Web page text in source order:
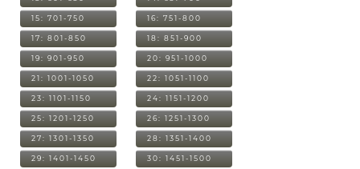
15: 701-750 16: 751-800
17: 801-850 18: 851-900
19: 901-950 20: 951-1000
21: 1001-1050 22: 1051-1100
23: 1101-1150 24: 1151-1200
25: 1201-1250 26: 1251-1300
27: 1301-1350 28: 1351-1400
29: 1401-1450 30: 1451-1500